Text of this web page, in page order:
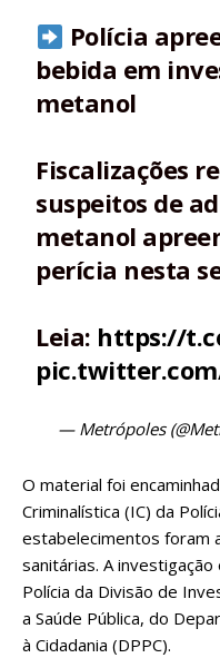
Polícia
bebida em
metanol
Fiscalizações
suspeitos de
metanol
perícia nesta
Leia: https://
— Metrópoles
O material foi
Criminalística (IC) da
estabelecimentos foram
sanitárias. A investigação
Polícia da Divisão de
a Saúde Pública, do
à Cidadania (DPPC).